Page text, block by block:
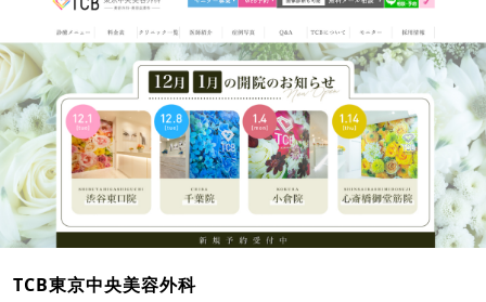
TCB東京中央美容外科